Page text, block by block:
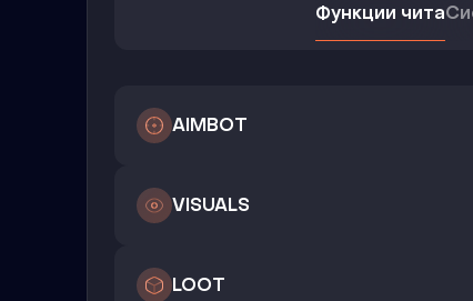
Функции чита
AIMBOT
VISUALS
LOOT